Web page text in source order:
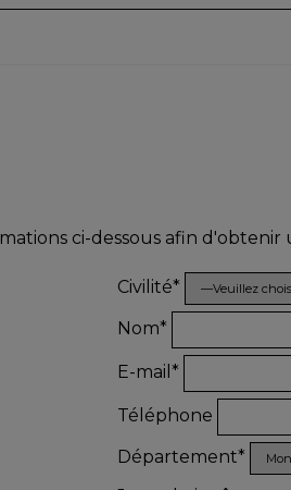
ci-dessous afin
Civilité*
Nom*
E-mail*
Téléphone
Département*